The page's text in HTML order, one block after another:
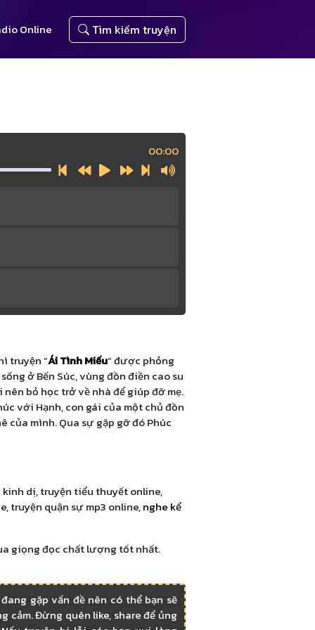
Online Tìm kiếm truyện
00:00
truyện “Ái Tình Miếu“ được phỏng
ở Bến Súc, vùng đồn điền cao su
bỏ học trở về nhà để giúp đỡ mẹ.
với Hạnh, con gái của một chủ đồn
của mình. Qua sự gặp gỡ đó Phúc
kinh dị, truyện tiểu thuyết online,
truyện quận sự mp3 online,nghe kể
giọng đọc chất lượng tốt nhất.
gặp vấn đề nên có thể bạn sẽ
cảm. Đừng quên like, share để ủng